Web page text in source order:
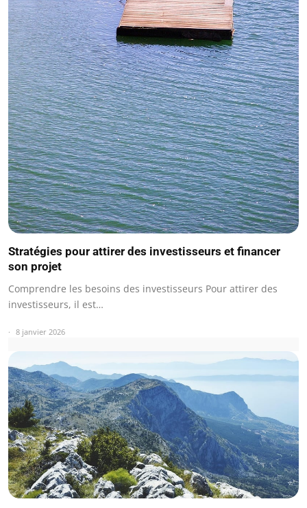
Stratégies pour attirer des investisseurs et financer
son projet
Comprendre les besoins des investisseurs Pour attirer des
investisseurs, il est…
8 janvier 2026